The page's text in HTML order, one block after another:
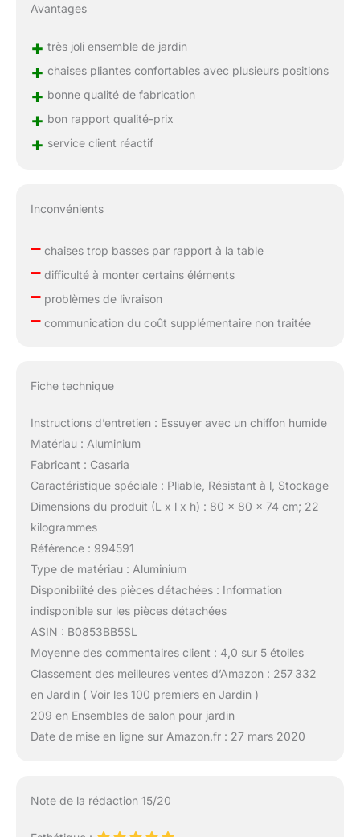
Avantages
+ très joli ensemble de jardin
+ chaises pliantes confortables avec plusieurs positions
+ bonne qualité de fabrication
+ bon rapport qualité-prix
+ service client réactif
Inconvénients
–chaises trop basses par rapport à la table
–difficulté à monter certains éléments
–problèmes de livraison
–communication du coût supplémentaire non traitée
Fiche technique
Instructions d’entretien : Essuyer avec un chiffon humide
Matériau : Aluminium
Fabricant : Casaria
Caractéristique spéciale : Pliable, Résistant à l, Stockage
Dimensions du produit (L x l x h) : 80 x 80 x 74 cm; 22
kilogrammes
Référence : 994591
Type de matériau : Aluminium
Disponibilité des pièces détachées : Information
indisponible sur les pièces détachées
ASIN : B0853BB5SL
Moyenne des commentaires client : 4,0 sur 5 étoiles
Classement des meilleures ventes d’Amazon : 257 332
en Jardin ( Voir les 100 premiers en Jardin )
209 en Ensembles de salon pour jardin
Date de mise en ligne sur Amazon.fr : 27 mars 2020
Note de la rédaction 15/20